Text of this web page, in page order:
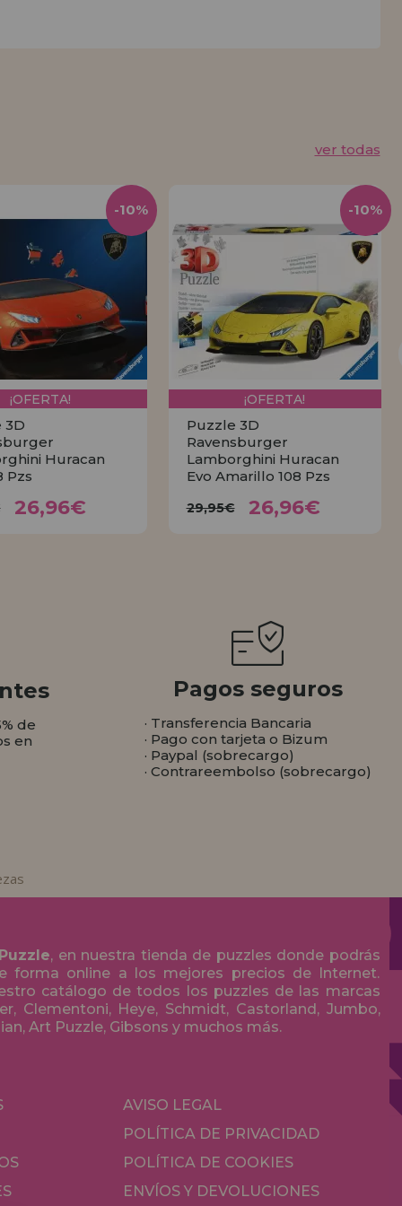
ver todas
¡OFERTA!
3D
Huracan
Pzs
26,96€
-10%
¡OFERTA!
Puzzle 3D
Ravensburger
Lamborghini Huracan
Evo Amarillo 108 Pzs
29,95€ 26,96€
-10%
de
en
Pagos seguros
· Transferencia Bancaria
· Pago con tarjeta o Bizum
· Paypal (sobrecargo)
· Contrareembolso (sobrecargo)
, en nuestra tienda de puzzles donde podrás
forma online a los mejores precios de Internet.
catálogo de todos los puzzles de las marcas
Clementoni, Heye, Schmidt, Castorland, Jumbo,
Art Puzzle, Gibsons y muchos más.
AVISO LEGAL
POLÍTICA DE PRIVACIDAD
POLÍTICA DE COOKIES
ENVÍOS Y DEVOLUCIONES